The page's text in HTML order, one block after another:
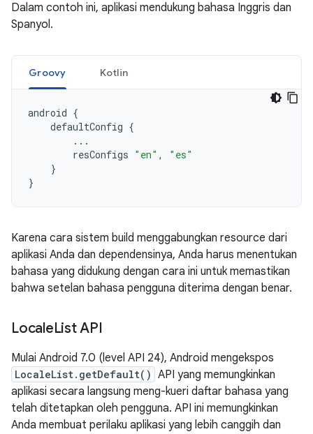
Dalam contoh ini, aplikasi mendukung bahasa Inggris dan
Spanyol.
Groovy Kotlin
android {
defaultConfig {
...
resConfigs "en" ,
"es"
}
}
Karena cara sistem build menggabungkan resource dari
aplikasi Anda dan dependensinya, Anda harus menentukan
bahasa yang didukung dengan cara ini untuk memastikan
bahwa setelan bahasa pengguna diterima dengan benar.
LocaleList API
Mulai Android 7.0 (level API 24), Android mengekspos
LocaleList.getDefault() API yang memungkinkan
aplikasi secara langsung meng-kueri daftar bahasa yang
telah ditetapkan oleh pengguna. API ini memungkinkan
Anda membuat perilaku aplikasi yang lebih canggih dan